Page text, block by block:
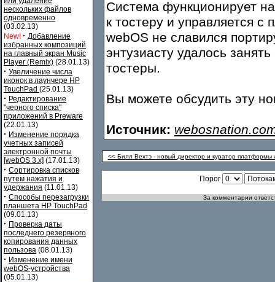
нескольких файлов
одновременно
(03.02.13)
New! · Добавление
избранных композиций
на главный экран Music
Player (Remix) (28.01.13)
· Увеличение числа
иконок в лаунчере HP
TouchPad (25.01.13)
· Редактирование
"черного списка"
приложений в Preware
(22.01.13)
· Изменение порядка
учетных записей
электронной почты
[webOS 3.x] (17.01.13)
· Сортировка списков
путем нажатия и
удержания (11.01.13)
· Способы перезагрузки
планшета HP TouchPad
(09.01.13)
· Проверка даты
последнего резервного
копирования данных
пользова (08.01.13)
· Изменение имени
webOS-устройства
(05.01.13)
Система функционирует
к тостеру и управляется
webOS не славился
энтузиасту удалось
тостеры.
Вы можете обсудить эту
Источник:
<< Билл Вехтэ - новый директор и куратор платформы
Порог
За комментарии